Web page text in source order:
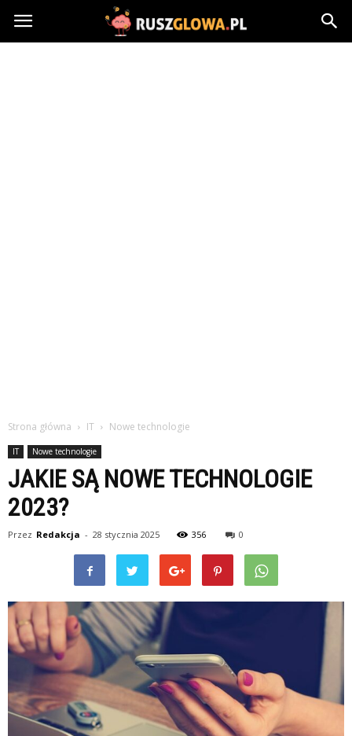
Ruszglowa.pl
Strona główna IT Nowe technologie
IT Nowe technologie
JAKIE SĄ NOWE TECHNOLOGIE
2023?
Przez Redakcja - 28 stycznia 2025 356 0